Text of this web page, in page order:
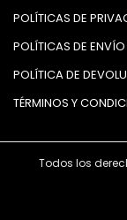
POLÍTICAS DE
POLÍTICAS DE ENVÍO
POLÍTICA DE
TÉRMINOS Y
Todos los